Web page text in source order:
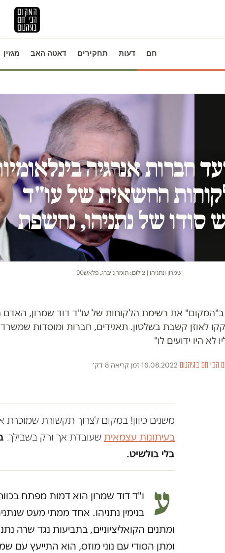
חם דעות תחקירים דאטה האב מגזין
חברות אנרגיה
החשאית של עו"ד
סודו של נתניהו, נחשפת
שמרון ונתניהו | צילום: תומר נויברג, פלאש90
ב"המקום" את רשימת הלקוחות של עו"ד דוד שמרון,
לאוזן קשבת בשלטון. תאגידים, חברות ומוסדות
היו ידועים לו"
הכי חם בגיהנום·
16.08.2022
·זמן קריאה 8 דק׳
משנים כיוון! במקום לצרוך תקשורת שמוכרת
בעיתונות עצמאית שעובדת אך ורק בשבילך.
בלי בולשיט.
ע
ו"ד דוד שמרון הוא דמות מפתח
בנימין נתניהו. אחד ממתי מעט
ומתנים הקואליציוניים, בתביעות נגד שרה
ומתן הסודי עם נוני מוזס, הוא התייעץ עם